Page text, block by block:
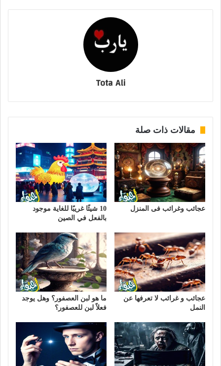
Tota Ali
مقالات ذات صلة
عجائب وغرائب فى المنزل
10 شيئًا غريبًا للغاية موجود
بالفعل في الصين
عجائب و غرائب لا تعرفها عن
النمل
ما هو لبن العصفور؟ وهل يوجد
فعلاً لبن للعصفور؟